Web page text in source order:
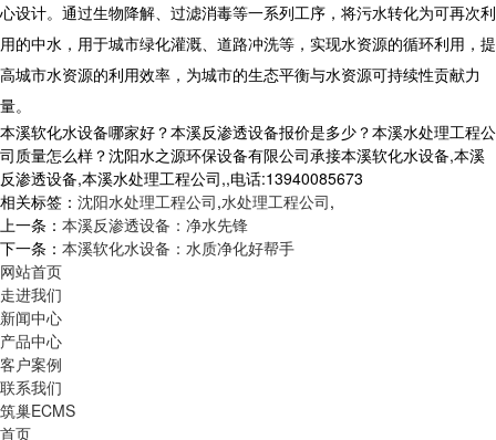
心设计。通过生物降解、过滤消毒等一系列工序，将污水转化为可再次利
用的中水，用于城市绿化灌溉、道路冲洗等，实现水资源的循环利用，提
高城市水资源的利用效率，为城市的生态平衡与水资源可持续性贡献力
量。
本溪软化水设备哪家好？本溪反渗透设备报价是多少？本溪水处理工程公
司质量怎么样？沈阳水之源环保设备有限公司承接本溪软化水设备,本溪
反渗透设备,本溪水处理工程公司,,电话:13940085673
相关标签： 沈阳水处理工程公司,水处理工程公司,
上一条： 本溪反渗透设备：净水先锋
下一条： 本溪软化水设备：水质净化好帮手
网站首页
走进我们
新闻中心
产品中心
客户案例
联系我们
筑巢ECMS
首页